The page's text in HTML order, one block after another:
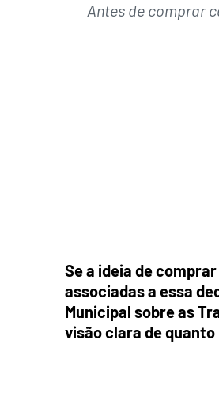
Antes de comprar
Se a ideia de
associadas a essa
Municipal sobre as
visão clara de